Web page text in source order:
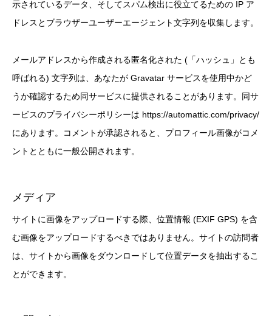
示されているデータ、そしてスパム検出に役立てるための IP ア
ドレスとブラウザーユーザーエージェント文字列を収集します。
メールアドレスから作成される匿名化された (「ハッシュ」とも
呼ばれる) 文字列は、あなたが Gravatar サービスを使用中かど
うか確認するため同サービスに提供されることがあります。同サ
ービスのプライバシーポリシーは https://automattic.com/privacy/
にあります。コメントが承認されると、プロフィール画像がコメ
ントとともに一般公開されます。
メディア
サイトに画像をアップロードする際、位置情報 (EXIF GPS) を含
む画像をアップロードするべきではありません。サイトの訪問者
は、サイトから画像をダウンロードして位置データを抽出するこ
とができます。